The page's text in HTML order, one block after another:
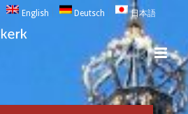
English Deutsch 日本語